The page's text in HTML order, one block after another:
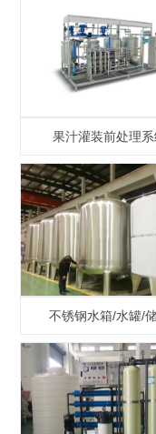
果汁灌装前处理
不锈钢水箱/水罐/